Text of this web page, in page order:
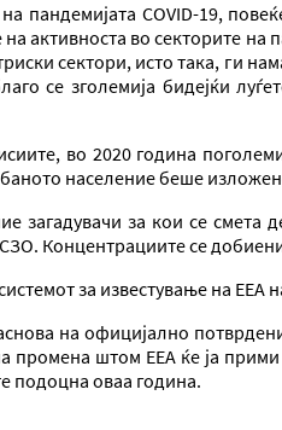
пандемијата COVID-19,
активноста во секторите на
сектори, исто така, ги
се зголемија бидејќи
во 2020 година
население беше
загадувачи за кои се смета
СЗО. Концентрациите се
за известување на ЕЕА
на официјално
промена штом ЕЕА ќе ја
подоцна оваа година.